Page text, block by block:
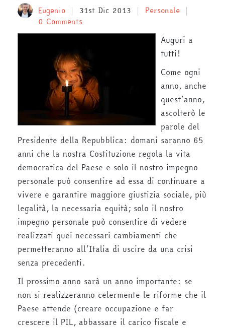
Eugenio 31st Dic 2013
Personale
0 Comments
Auguri a
tutti!
Come ogni
anno, anche
quest’anno,
ascolterò le
parole del
Presidente della Repubblica: domani saranno 65
anni che la nostra Costituzione regola la vita
democratica del Paese e solo il nostro impegno
personale può consentire ad essa di continuare a
vivere e garantire maggiore giustizia sociale, più
legalità, la necessaria equità; solo il nostro
impegno personale può consentire di vedere
realizzati quei necessari cambiamenti che
permetteranno all’Italia di uscire da una crisi
senza precedenti.
Il prossimo anno sarà un anno importante: se
non si realizzeranno celermente le riforme che il
Paese attende (creare occupazione e far
crescere il PIL, abbassare il carico fiscale e